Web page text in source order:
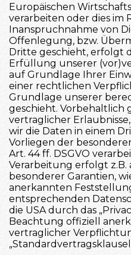
Europäischen
verarbeiten oder dies im
Inanspruchnahme von
Offenlegung, bzw.
Dritte geschieht, erfolgt
Erfüllung unserer
auf Grundlage Ihrer
einer rechtlichen
Grundlage unserer
geschieht. Vorbehaltlich
vertraglicher
wir die Daten in einem
Vorliegen der
Art. 44 ff. DSGVO
Verarbeitung erfolgt z.B.
besonderer Garantien,
anerkannten
entsprechenden
die USA durch das
Beachtung offiziell
vertraglicher